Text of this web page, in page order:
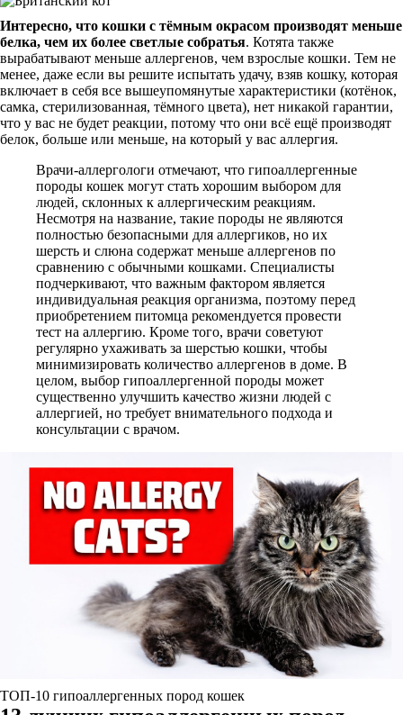
Интересно, что кошки с тёмным окрасом производят меньше
белка, чем их более светлые собратья. Котята также
вырабатывают меньше аллергенов, чем взрослые кошки. Тем не
менее, даже если вы решите испытать удачу, взяв кошку, которая
включает в себя все вышеупомянутые характеристики (котёнок,
самка, стерилизованная, тёмного цвета), нет никакой гарантии,
что у вас не будет реакции, потому что они всё ещё производят
белок, больше или меньше, на который у вас аллергия.
Врачи-аллергологи отмечают, что гипоаллергенные
породы кошек могут стать хорошим выбором для
людей, склонных к аллергическим реакциям.
Несмотря на название, такие породы не являются
полностью безопасными для аллергиков, но их
шерсть и слюна содержат меньше аллергенов по
сравнению с обычными кошками. Специалисты
подчеркивают, что важным фактором является
индивидуальная реакция организма, поэтому перед
приобретением питомца рекомендуется провести
тест на аллергию. Кроме того, врачи советуют
регулярно ухаживать за шерстью кошки, чтобы
минимизировать количество аллергенов в доме. В
целом, выбор гипоаллергенной породы может
существенно улучшить качество жизни людей с
аллергией, но требует внимательного подхода и
консультации с врачом.
ТОП-10 гипоаллергенных пород кошек